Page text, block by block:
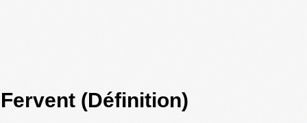
Fervent (Définition)